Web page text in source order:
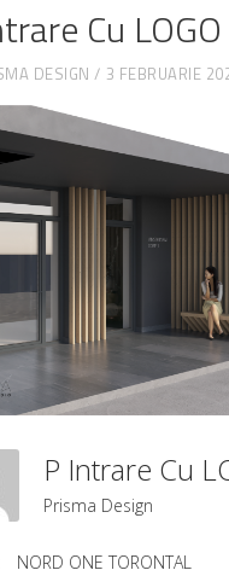
Cu
DESIGN 3 FEBRUARIE
Prisma Design
NORD ONE TORONTAL